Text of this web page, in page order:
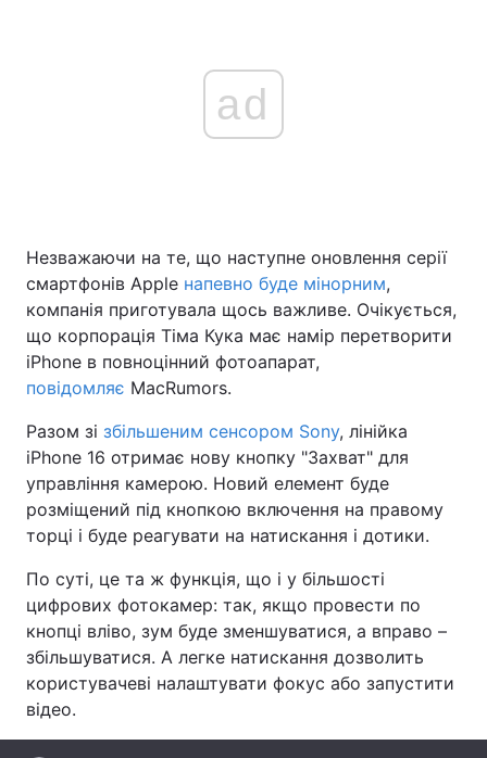
Україна Політика
Економіка Світ
Спорт
Техно і зв'язок Лайт
Зброя Інциденти
Здоров'я
Цікавинки Погода
Екологія Регіони
Лонгріди
ad
Незважаючи на те, що наступне оновлення серії
смартфонів Apple напевно буде мінорним,
компанія приготувала щось важливе. Очікується,
що корпорація Тіма Кука має намір перетворити
iPhone в повноцінний фотоапарат,
повідомляє MacRumors.
Разом зі збільшеним сенсором Sony, лінійка
iPhone 16 отримає нову кнопку "Захват" для
управління камерою. Новий елемент буде
розміщений під кнопкою включення на правому
торці і буде реагувати на натискання і дотики.
По суті, це та ж функція, що і у більшості
цифрових фотокамер: так, якщо провести по
кнопці вліво, зум буде зменшуватися, а вправо –
збільшуватися. А легке натискання дозволить
користувачеві налаштувати фокус або запустити
відео.